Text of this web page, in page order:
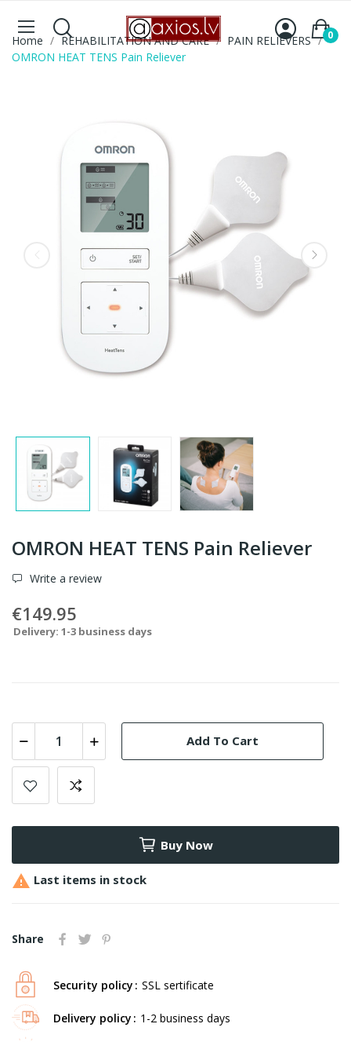
0
Home REHABILITATION AND CARE
PAIN RELIEVERS
OMRON HEAT TENS Pain Reliever
OMRON HEAT TENS Pain Reliever
Write a review
€149.95
Delivery: 1-3 business days
Add To Cart
Buy Now
 Last items in stock
Share
Security policy SSL sertificate
Delivery policy 1-2 business days